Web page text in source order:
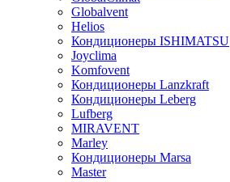
Globalvent
Helios
Кондиционеры ISHIMATSU
Joyclima
Komfovent
Кондиционеры Lanzkraft
Кондиционеры Leberg
Lufberg
MIRAVENT
Marley
Кондиционеры Marsa
Master